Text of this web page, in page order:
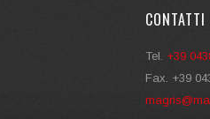
CONTATTI
Tel. +39
Fax. +39